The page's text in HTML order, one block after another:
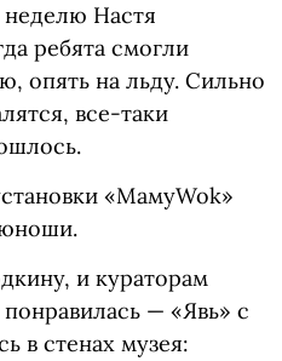
Настя
ребята смогли
опять на льду. Сильно
все-таки
«МамуWok»
и кураторам
— «Явь» с
в стенах музея: